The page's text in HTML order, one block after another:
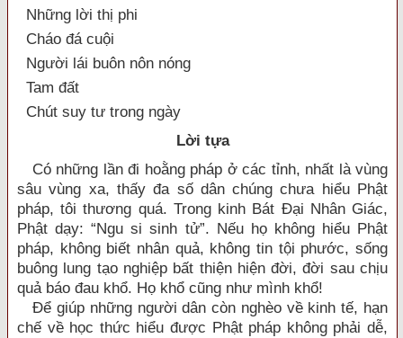
Những lời thị phi
Cháo đá cuội
Người lái buôn nôn nóng
Tam đất
Chút suy tư trong ngày
Lời tựa
Có những lần đi hoằng pháp ở các tỉnh, nhất là vùng
sâu vùng xa, thấy đa số dân chúng chưa hiểu Phật
pháp, tôi thương quá. Trong kinh Bát Đại Nhân Giác,
Phật dạy: “Ngu si sinh tử”. Nếu họ không hiểu Phật
pháp, không biết nhân quả, không tin tội phước, sống
buông lung tạo nghiệp bất thiện hiện đời, đời sau chịu
quả báo đau khổ. Họ khổ cũng như mình khổ!
Để giúp những người dân còn nghèo về kinh tế, hạn
chế về học thức hiểu được Phật pháp không phải dễ,